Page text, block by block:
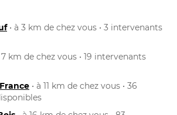
• à 3 km de chez vous • 3 intervenants
km de chez vous • 19 intervenants
• à 11 km de chez vous • 36